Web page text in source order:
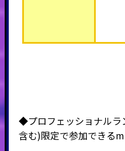
◆プロフェッショナルラ
含む)限定で参加できる